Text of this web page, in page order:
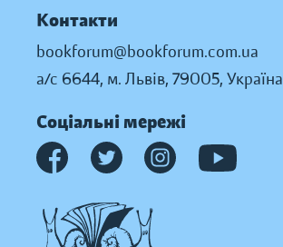
Контакти
bookforum@bookforum.com.ua
а/с 6644, м. Львів, 79005, Україна
Соціальні мережі